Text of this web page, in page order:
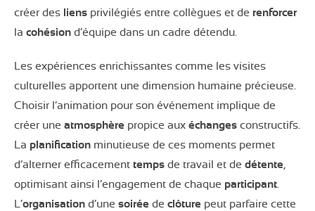
créer des liens privilégiés entre collègues et de renforcer
la cohésion d’équipe dans un cadre détendu.
Les expériences enrichissantes comme les visites
culturelles apportent une dimension humaine précieuse.
Choisir l’animation pour son événement implique de
créer une atmosphère propice aux échanges constructifs.
La planification minutieuse de ces moments permet
d’alterner efficacement temps de travail et de détente,
optimisant ainsi l’engagement de chaque participant.
L’organisation d’une soirée de clôture peut parfaire cette